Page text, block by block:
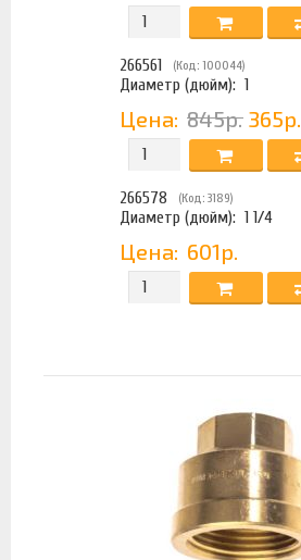
266561 (Код: 100044)
Диаметр (дюйм): 1
Цена: 845р. 365р.
266578 (Код: 3189)
Диаметр (дюйм): 1 1/4
Цена: 601р.